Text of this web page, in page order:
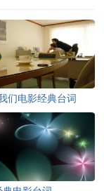
们电影经典台词